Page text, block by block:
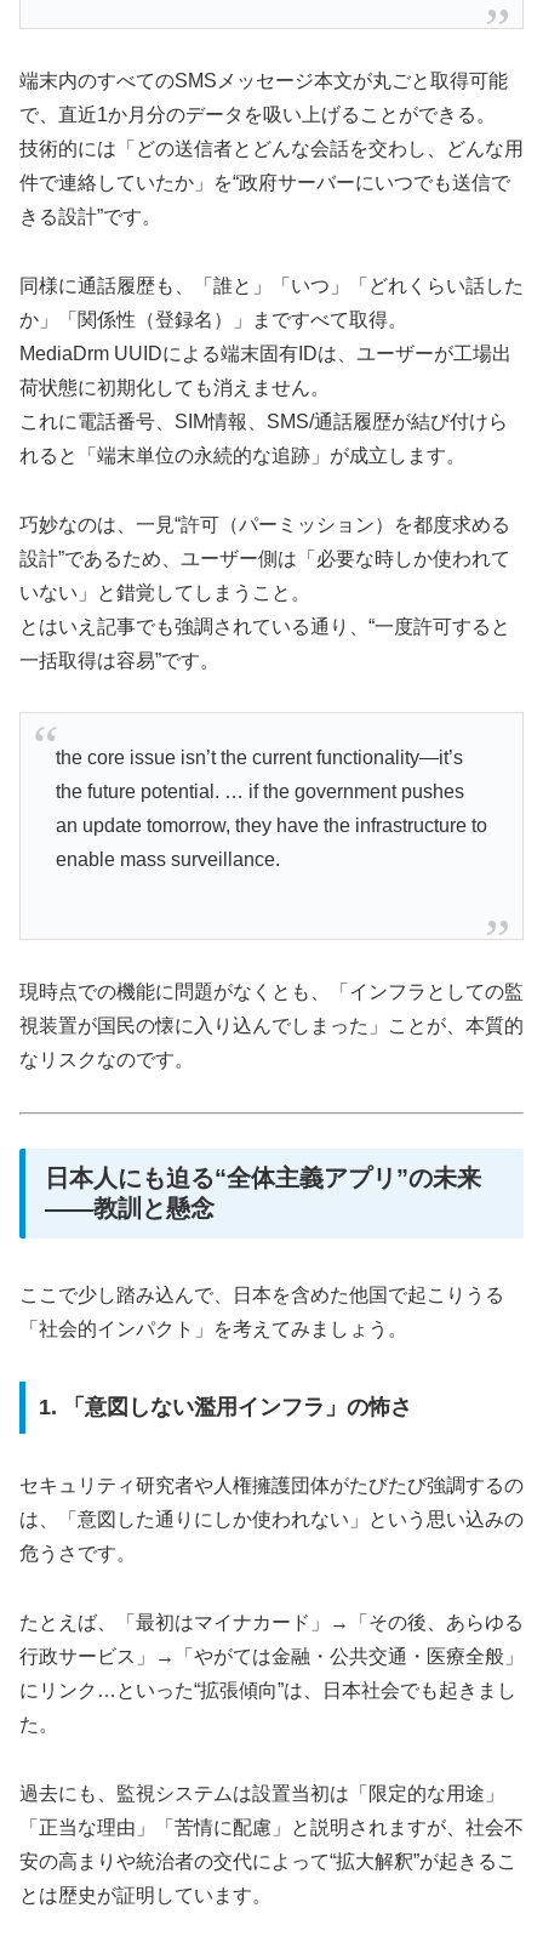
端末内のすべてのSMSメッセージ本文が丸ごと取得可能
で、直近1か月分のデータを吸い上げることができる。
技術的には「どの送信者とどんな会話を交わし、どんな用
件で連絡していたか」を“政府サーバーにいつでも送信で
きる設計”です。
同様に通話履歴も、「誰と」「いつ」「どれくらい話した
か」「関係性（登録名）」まですべて取得。
MediaDrm UUIDによる端末固有IDは、ユーザーが工場出
荷状態に初期化しても消えません。
これに電話番号、SIM情報、SMS/通話履歴が結び付けら
れると「端末単位の永続的な追跡」が成立します。
巧妙なのは、一見“許可（パーミッション）を都度求める
設計”であるため、ユーザー側は「必要な時しか使われて
いない」と錯覚してしまうこと。
とはいえ記事でも強調されている通り、“一度許可すると
一括取得は容易”です。
the core issue isn’t the current functionality—it’s
the future potential. … if the government pushes
an update tomorrow, they have the infrastructure to
enable mass surveillance.
現時点での機能に問題がなくとも、「インフラとしての監
視装置が国民の懐に入り込んでしまった」ことが、本質的
なリスクなのです。
日本人にも迫る“全体主義アプリ”の未来
――教訓と懸念
ここで少し踏み込んで、日本を含めた他国で起こりうる
「社会的インパクト」を考えてみましょう。
1. 「意図しない濫用インフラ」の怖さ
セキュリティ研究者や人権擁護団体がたびたび強調するの
は、「意図した通りにしか使われない」という思い込みの
危うさです。
たとえば、「最初はマイナカード」→「その後、あらゆる
行政サービス」→「やがては金融・公共交通・医療全般」
にリンク…といった“拡張傾向”は、日本社会でも起きまし
た。
過去にも、監視システムは設置当初は「限定的な用途」
「正当な理由」「苦情に配慮」と説明されますが、社会不
安の高まりや統治者の交代によって“拡大解釈”が起きるこ
とは歴史が証明しています。